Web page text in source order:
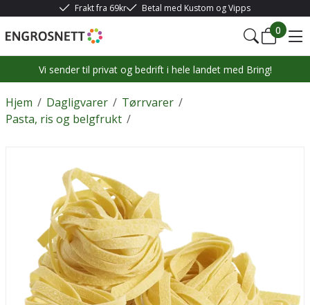
Frakt fra 69kr Betal med Kustom og Vipps
0
Vi sender til privat og bedrift i hele landet med Bring!
/
Hjem /
Dagligvarer /
Tørrvarer
/
Pasta, ris og belgfrukt